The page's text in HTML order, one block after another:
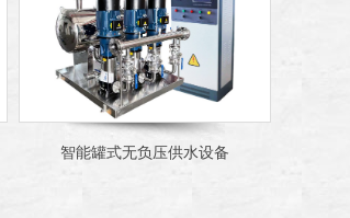
智能罐式无负压供水设备